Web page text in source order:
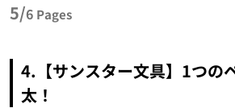
5/6 Pages
4.【サンスター文具】1つの
太！